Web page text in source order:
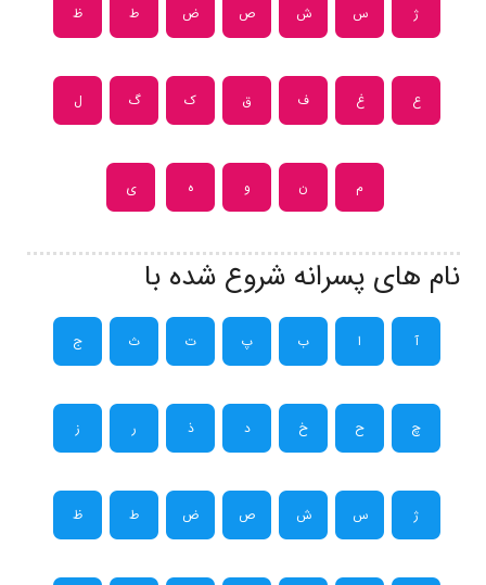
ژ س ش ص ض ط ظ
ع غ ف ق ک گ ل
م ن و ه ی
نام های پسرانه شروع شده با
آ ا ب پ ت ث ج
چ ح خ د ذ ر ز
ژ س ش ص ض ط ظ